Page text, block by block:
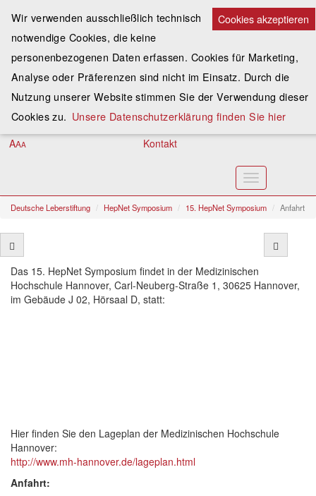
Spenden
Assoziieren
Anmelden
AAA Kontakt
Toggle
navigation
Deutsche Leberstiftung HepNet Symposium 15. HepNet Symposium Anfahrt
Das 15. HepNet Symposium findet in der Medizinischen
Hochschule Hannover, Carl-Neuberg-Straße 1, 30625 Hannover,
im Gebäude J 02, Hörsaal D, statt:
Hier finden Sie den Lageplan der Medizinischen Hochschule
Hannover:
http://www.mh-hannover.de/lageplan.html
Anfahrt:
Cookies akzeptieren
Wir verwenden ausschließlich technisch
notwendige Cookies, die keine
personenbezogenen Daten erfassen. Cookies für Marketing,
Analyse oder Präferenzen sind nicht im Einsatz. Durch die
Nutzung unserer Website stimmen Sie der Verwendung dieser
Cookies zu. Unsere Datenschutzerklärung finden Sie hier